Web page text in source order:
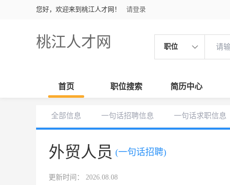
您好，欢迎来到桃江人才网！ 请登录
桃江人才网 职位
首页 职位搜索 简历中心
全部信息 一句话招聘信息 一句话求职信息
外贸人员 (一句话招聘)
更新时间： 2026.08.08